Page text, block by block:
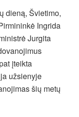
dieną, Švietimo,
Ingrida
Jurgita
įteikta
užsienyje
šių metų